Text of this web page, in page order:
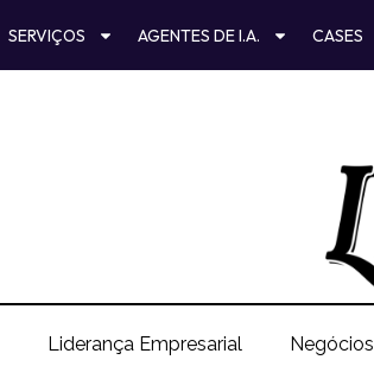
SERVIÇOS AGENTES DE I.A. CASES
Liderança Empresarial Negócios